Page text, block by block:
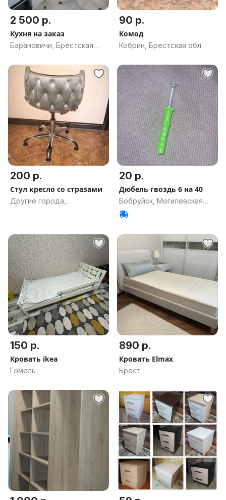
2 500 р.
Кухня на заказ
Барановичи, Брестская
90 р.
Комод
Кобрин, Брестская обл.
200 р.
Стул кресло со стразами
Другие города,
20 р.
Дюбель гвоздь 6 на 40
Бобруйск, Могилевская
обл.
150 р.
Кровать ikea
Гомель
890 р.
Кровать Elmax
Брест